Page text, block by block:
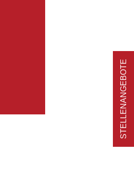
STELLENANGEBOTE